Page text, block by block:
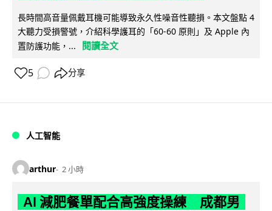
長時間高音量佩戴耳機可能導致永久性噪音性聽損。本文盤點 4
大聽力受損警號，介紹科學護耳的「60-60 原則」及 Apple 內
置防護功能，...
閱讀全文
5 分享
人工智能
arthur 2 小時
AI 減肥餐單配合高強度操練 成都男